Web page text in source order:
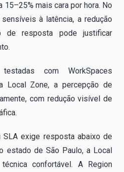
15–25% mais cara por hora. No
à latência, a redução
de resposta pode justificar
com WorkSpaces
Local Zone, a percepção de
com redução visível de
exige resposta abaixo de
estado de São Paulo, a Local
confortável. A Region